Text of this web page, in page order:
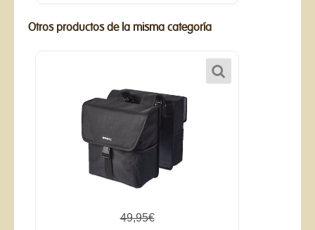
Otros productos de la misma categoría
49,95€